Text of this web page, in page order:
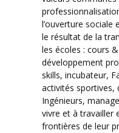
l’ouverture sociale
le résultat de la
les écoles : cours
développement
skills, incubateur,
activités sportives,
Ingénieurs,
vivre et à travailler
frontières de leur